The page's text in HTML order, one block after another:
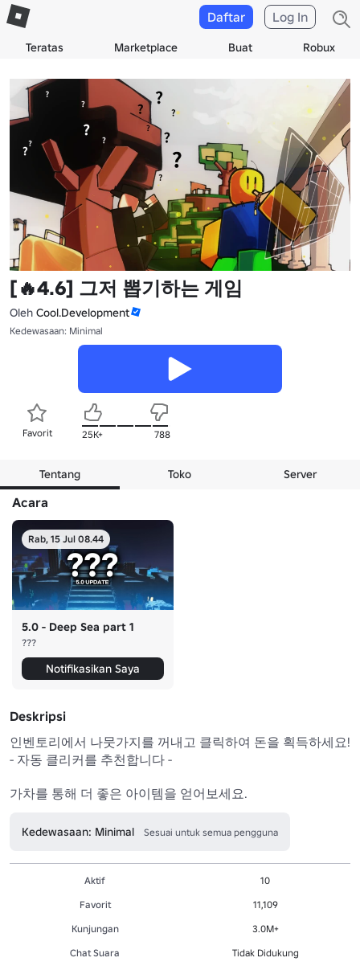
Teratas Marketplace Buat Robux
Daftar Log In
[🔥4.6] 그저 뽑기하는 게임
Oleh Cool.Development
Kedewasaan: Minimal
Favorit 25K+ 788
Tentang Toko Server
Acara
Rab, 15 Jul 08.44
5.0 - Deep Sea part 1
???
Notifikasikan Saya
Deskripsi
인벤토리에서 나뭇가지를 꺼내고 클릭하여 돈을 획득하세요!
- 자동 클리커를 추천합니다 -
가차를 통해 더 좋은 아이템을 얻어보세요.
Kedewasaan: Minimal Sesuai untuk semua pengguna
Aktif
10
Favorit
11,109
Kunjungan
3.0M+
Chat Suara
Tidak Didukung